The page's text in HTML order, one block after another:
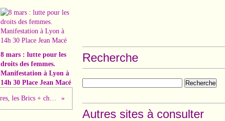
8 mars : lutte pour les
droits des femmes.
Manifestation à Lyon à
14h 30 Place Jean Macé
Avec dix membres, les Brics + changent-ils l’ordre mondial ?
Recherche
Autres sites à consulter